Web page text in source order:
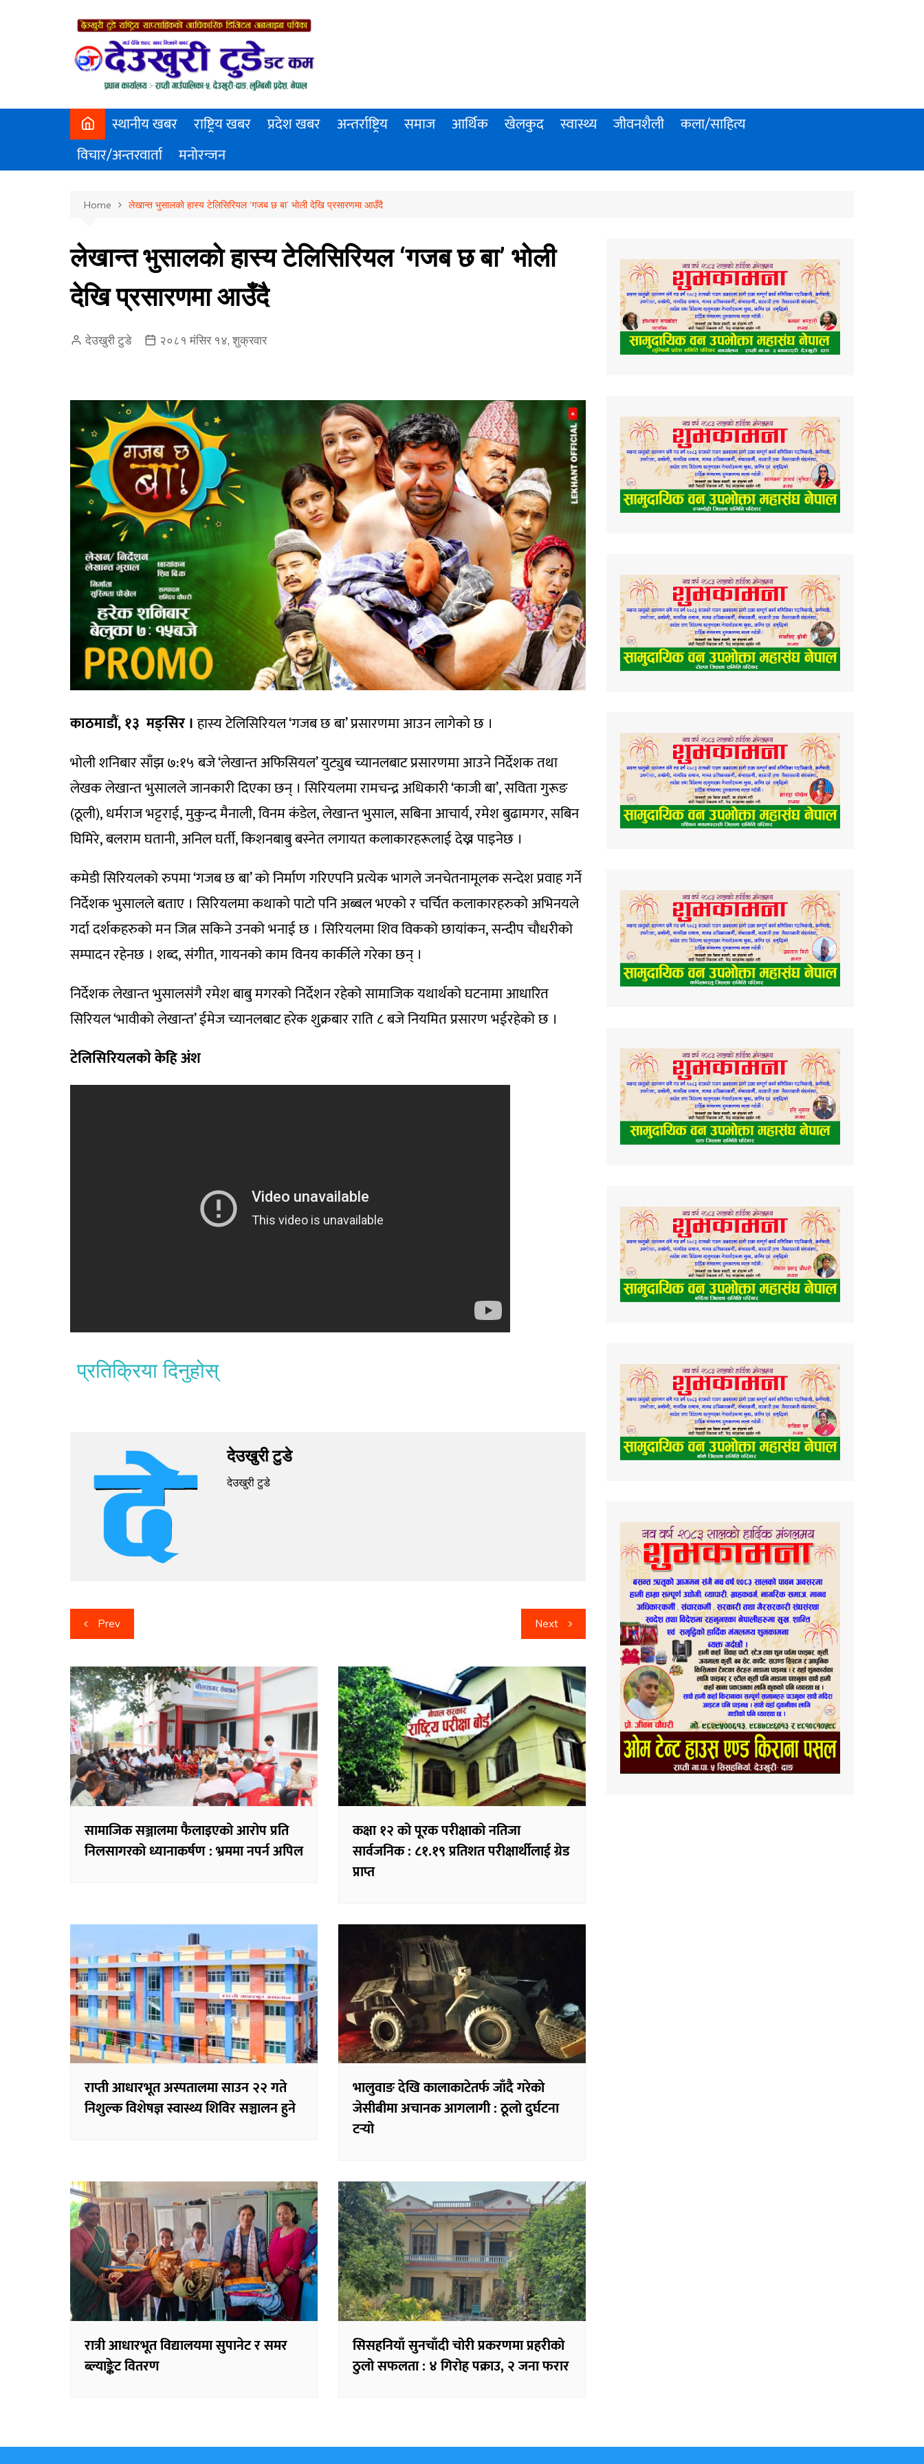
स्थानीय खबर राष्ट्रिय खबर प्रदेश खबर अन्तर्राष्ट्रिय समाज आर्थिक खेलकुद स्वास्थ्य जीवनशैली
कला/साहित्य
विचार/अन्तरवार्ता
मनोरन्जन
Home लेखान्त भुसालकाे हास्य टेलिसिरियल ‘गजब छ बा’ भाेली देखि प्रसारणमा आउँदै
लेखान्त भुसालकाे हास्य टेलिसिरियल ‘गजब छ बा’ भाेली
देखि प्रसारणमा आउँदै
देउखुरी टुडे २०८१ मंसिर १४, शुक्रवार
काठमाडौं, १३ मङ्सिर ।हास्य टेलिसिरियल ‘गजब छ बा’ प्रसारणमा आउन लागेकाे छ ।
भाेली शनिबार साँझ ७:१५ बजे ‘लेखान्त अफिसियल’ युट्युब च्यानलबाट प्रसारणमा आउने निर्देशक तथा
लेखक लेखान्त भुसालले जानकारी दिएका छन् । सिरियलमा रामचन्द्र अधिकारी ‘काजी बा’, सविता गुरूङ
(ठूली), धर्मराज भट्टराई, मुकुन्द मैनाली, विनम कंडेल, लेखान्त भुसाल, सबिना आचार्य, रमेश बुढामगर, सबिन
घिमिरे, बलराम घतानी, अनिल घर्ती, किशनबाबु बस्नेत लगायत कलाकारहरूलाई देख्न पाइनेछ ।
कमेडी सिरियलको रुपमा ‘गजब छ बा’ को निर्माण गरिएपनि प्रत्येक भागले जनचेतनामूलक सन्देश प्रवाह गर्ने
निर्देशक भुसालले बताए । सिरियलमा कथाको पाटो पनि अब्बल भएको र चर्चित कलाकारहरुको अभिनयले
गर्दा दर्शकहरुको मन जित्न सकिने उनको भनाई छ । सिरियलमा शिव विकको छायांकन, सन्दीप चौधरीको
सम्पादन रहेनछ । शब्द, संगीत, गायनको काम विनय कार्कीले गरेका छन् ।
निर्देशक लेखान्त भुसालसंगै रमेश बाबु मगरको निर्देशन रहेको सामाजिक यथार्थको घटनामा आधारित
सिरियल ‘भावीको लेखान्त’ ईमेज च्यानलबाट हरेक शुक्रबार राति ८ बजे नियमित प्रसारण भईरहेको छ ।
टेलिसिरियलकाे केहि अंश
प्रतिक्रिया दिनुहोस्
देउखुरी टुडे
देउखुरी टुडे
Post
navigation
Prev Next
सामाजिक सञ्जालमा फैलाइएको आरोप प्रति
निलसागरको ध्यानाकर्षण : भ्रममा नपर्न अपिल
कक्षा १२ को पूरक परीक्षाको नतिजा
सार्वजनिक : ८१.१९ प्रतिशत परीक्षार्थीलाई ग्रेड
प्राप्त
राप्ती आधारभूत अस्पतालमा साउन २२ गते
निशुल्क विशेषज्ञ स्वास्थ्य शिविर सञ्चालन हुने
भालुवाङ देखि कालाकाटेतर्फ जाँदै गरेकाे
जेसीबीमा अचानक आगलागी : ठूलो दुर्घटना
टर्‍यो
रात्री आधारभूत विद्यालयमा सुपानेट र समर
ब्ल्याङ्केट वितरण
सिसहनियाँ सुनचाँदी चोरी प्रकरणमा प्रहरीको
ठुलो सफलता : ४ गिरोह पक्राउ, २ जना फरार